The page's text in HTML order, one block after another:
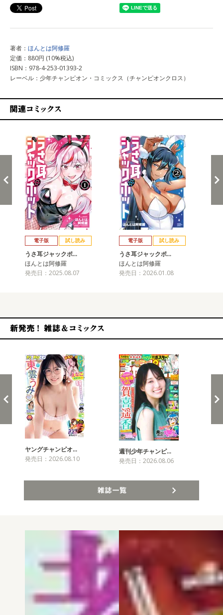
著者： ほんとは阿修羅
定価：880円 (10%税込)
ISBN：978-4-253-01393-2
レーベル：少年チャンピオン・コミックス（チャンピオンクロス）
電子版 試し読み
うさ耳ジャックポ…
ほんとは阿修羅
発売日：2025.08.07
電子版 試し読み
うさ耳ジャックポ…
ほんとは阿修羅
発売日：2026.01.08
ヤングチャンピオ…
発売日：2026.08.10
週刊少年チャンピ…
発売日：2026.08.06